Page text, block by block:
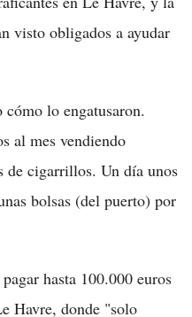
visto obligados a ayudar
lo engatusaron.
al mes vendiendo
de cigarrillos. Un día unos
bolsas (del puerto) por
hasta 100.000 euros
Havre, donde "solo